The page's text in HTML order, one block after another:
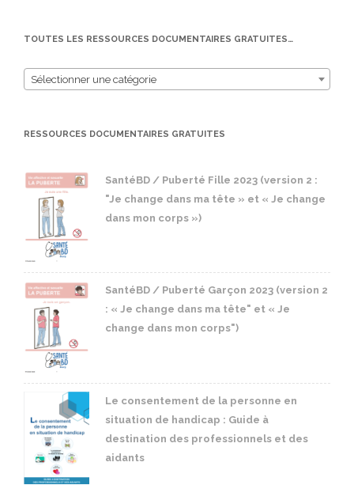
TOUTES LES RESSOURCES DOCUMENTAIRES GRATUITES…
Sélectionner une catégorie
RESSOURCES DOCUMENTAIRES GRATUITES
SantéBD / Puberté Fille 2023 (version 2 :
"Je change dans ma tête » et « Je change
dans mon corps »)
SantéBD / Puberté Garçon 2023 (version 2
: « Je change dans ma tête" et « Je
change dans mon corps")
Le consentement de la personne en
situation de handicap : Guide à
destination des professionnels et des
aidants